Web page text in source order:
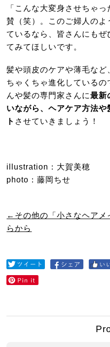
「こんな大変身させちゃ
賛（笑）。このご婦人の
ているなら、皆さんにもぜ
てみてほしいです。
髪や頭皮のケアや薄毛な
ちゃくちゃ進化している
んや髪の専門家さんに最新
いながら、ヘアケア方法
ト させていきましょう！
illustration： 大賀美穂
photo：藤岡ちせ
←その他の「小さなヘアメ
らから